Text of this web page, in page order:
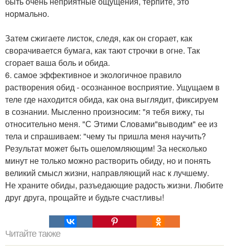
нормально.
Затем сжигаете листок, следя, как он сгорает, как
сворачивается бумага, как тают строчки в огне. Так
сгорает ваша боль и обида.
6. самое эффективное и экологичное правило
растворения обид - осознанное восприятие. Ущущаем в
теле где находится обида, как она выглядит, фиксируем
в сознании. Мысленно произносим: "я тебя вижу, ты
относительно меня. "С Этими Словами"выводим" ее из
тела и спрашиваем: "чему ты пришла меня научить?
Результат может быть ошеломляющим! За несколько
минут не только можно растворить обиду, но и понять
великий смысл жизни, направляющий нас к лучшему.
Не храните обиды, разъедающие радость жизни. Любите
друг друга, прощайте и будьте счастливы!
Читайте также